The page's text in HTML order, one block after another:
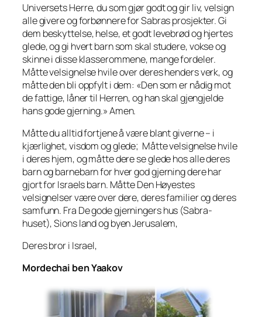
Universets Herre, du som gjør godt og gir liv, velsign
alle givere og forbønnere for Sabras prosjekter. Gi
dem beskyttelse, helse, et godt levebrød og hjertes
glede, og gi hvert barn som skal studere, vokse og
skinne i disse klasserommene, mange fordeler.
Måtte velsignelse hvile over deres henders verk, og
måtte den bli oppfylt i dem: «Den som er nådig mot
de fattige, låner til Herren, og han skal gjengjelde
hans gode gjerning.» Amen.
Måtte du alltid fortjene å være blant giverne – i
kjærlighet, visdom og glede; Måtte velsignelse hvile
i deres hjem, og måtte dere se glede hos alle deres
barn og barnebarn for hver god gjerning dere har
gjort for Israels barn. Måtte Den Høyestes
velsignelser være over dere, deres familier og deres
samfunn. Fra De gode gjerningers hus (Sabra-
huset), Sions land og byen Jerusalem,
Deres bror i Israel,
Mordechai ben Yaakov